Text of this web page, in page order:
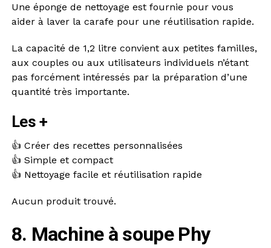
Une éponge de nettoyage est fournie pour vous
aider à laver la carafe pour une réutilisation rapide.
La capacité de 1,2 litre convient aux petites familles,
aux couples ou aux utilisateurs individuels n’étant
pas forcément intéressés par la préparation d’une
quantité très importante.
Les +
👍 Créer des recettes personnalisées
👍 Simple et compact
👍 Nettoyage facile et réutilisation rapide
Aucun produit trouvé.
8. Machine à soupe Phy